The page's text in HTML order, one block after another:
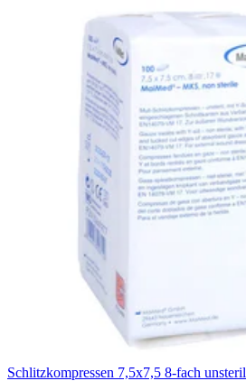
Schlitzkompressen 7,5x7,5 8-fach unsteril